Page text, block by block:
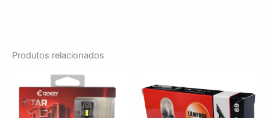
Produtos relacionados